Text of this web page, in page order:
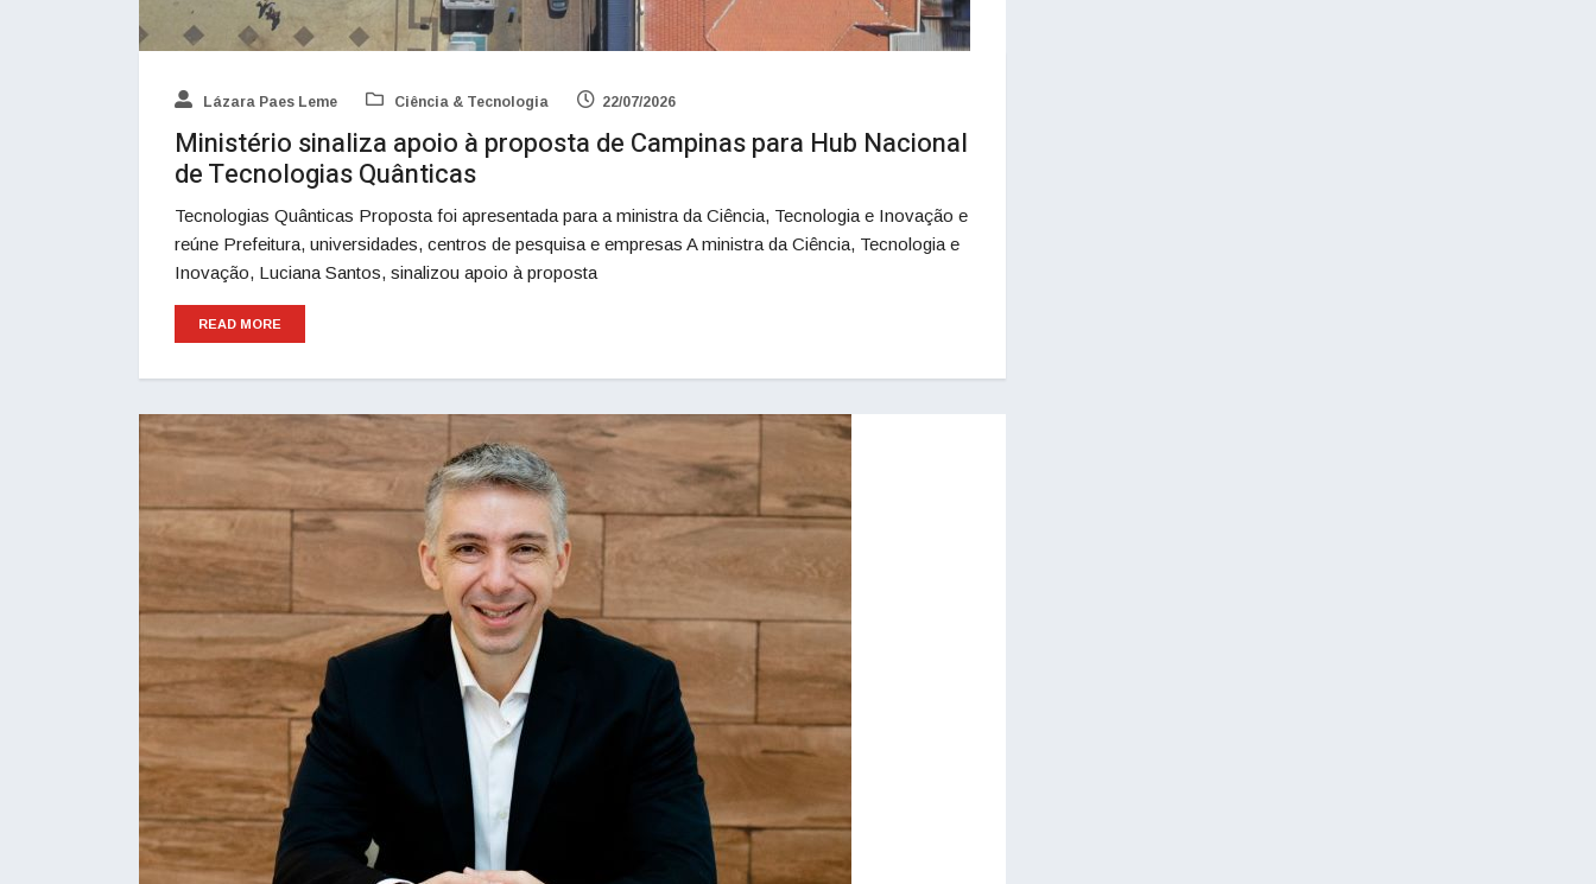
Lázara Paes Leme Ciência & Tecnologia 22/07/2026
Ministério sinaliza apoio à proposta de Campinas para Hub Nacional
de Tecnologias Quânticas
Tecnologias Quânticas Proposta foi apresentada para a ministra da Ciência, Tecnologia e Inovação e
reúne Prefeitura, universidades, centros de pesquisa e empresas A ministra da Ciência, Tecnologia e
Inovação, Luciana Santos, sinalizou apoio à proposta
READ MORE